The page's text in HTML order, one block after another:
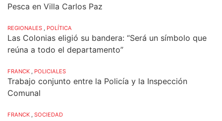
Pesca en Villa Carlos Paz
REGIONALES , POLÍTICA
Las Colonias eligió su bandera: “Será un símbolo que
reúna a todo el departamento”
FRANCK , POLICIALES
Trabajo conjunto entre la Policía y la Inspección
Comunal
FRANCK , SOCIEDAD